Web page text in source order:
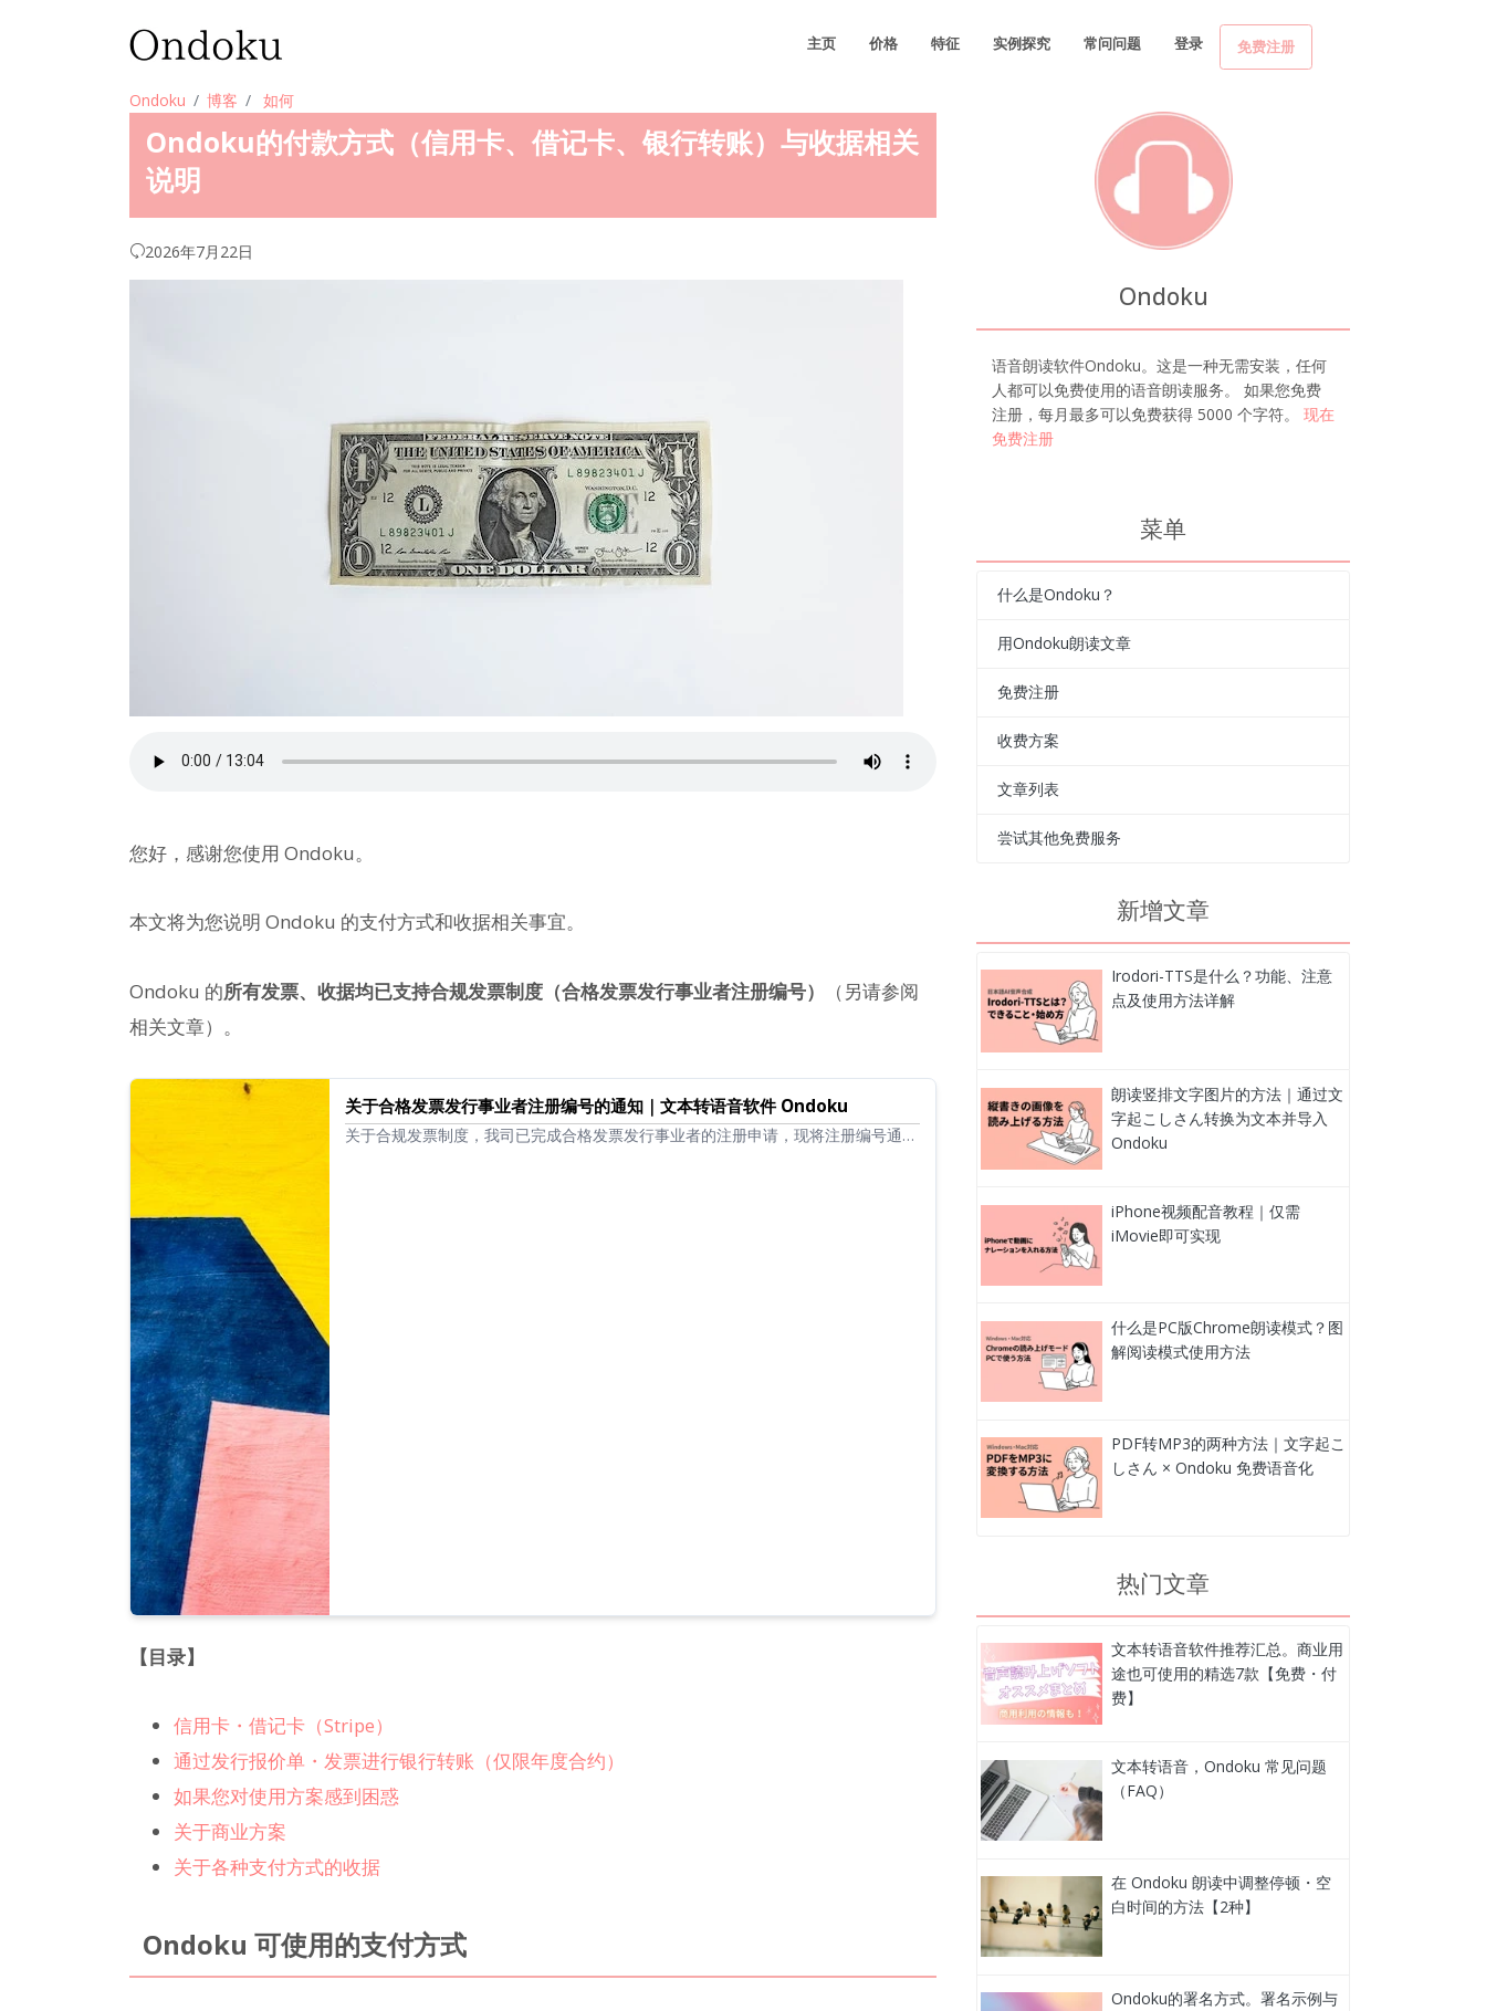
主页 价格 特征 实例探究 常问问题 登录 免费注册
Ondoku 博客 如何
Ondoku的付款方式（信用卡、借记卡、银行转账）与收据相关
说明
2026年7月22日
您好，感谢您使用 Ondoku。
本文将为您说明 Ondoku 的支付方式和收据相关事宜。
Ondoku 的所有发票、收据均已支持合规发票制度（合格发票发行事业者注册编号）
（另请参阅
相关文章）。
关于合格发票发行事业者注册编号的通知｜文本转语音软件 Ondoku
关于合规发票制度，我司已完成合格发票发行事业者的注册申请，现将注册编号通知
【目录】
信用卡・借记卡（Stripe）
通过发行报价单・发票进行银行转账（仅限年度合约）
如果您对使用方案感到困惑
关于商业方案
关于各种支付方式的收据
Ondoku 可使用的支付方式
Ondoku
语音朗读软件Ondoku。这是一种无需安装，任何
人都可以免费使用的语音朗读服务。 如果您免费
注册，每月最多可以免费获得 5000 个字符。 现在
免费注册
菜单
什么是Ondoku？
用Ondoku朗读文章
免费注册
收费方案
文章列表
尝试其他免费服务
新增文章
Irodori-TTS是什么？功能、注意
点及使用方法详解
朗读竖排文字图片的方法｜通过文
字起こしさん转换为文本并导入
Ondoku
iPhone视频配音教程｜仅需
iMovie即可实现
什么是PC版Chrome朗读模式？图
解阅读模式使用方法
PDF转MP3的两种方法｜文字起こ
しさん × Ondoku 免费语音化
热门文章
文本转语音软件推荐汇总。商业用
途也可使用的精选7款【免费・付
费】
文本转语音，Ondoku 常见问题
（FAQ）
在 Ondoku 朗读中调整停顿・空
白时间的方法【2种】
Ondoku的署名方式。署名示例与